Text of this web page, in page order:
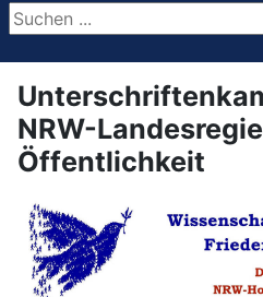
Suchen ...
NRW-
Öffentlichkeit